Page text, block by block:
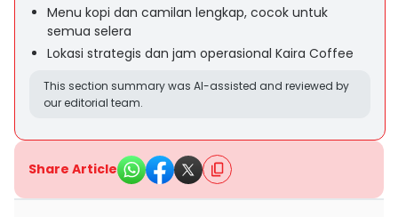
Menu kopi dan camilan lengkap, cocok untuk
semua selera
Lokasi strategis dan jam operasional Kaira Coffee
This section summary was AI-assisted and reviewed by
our editorial team.
Share Article